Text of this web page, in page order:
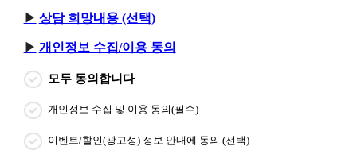
상담 희망내용 (선택)
개인정보 수집/이용 동의
모두 동의합니다
개인정보 수집 및 이용 동의(필수)
이벤트/할인(광고성) 정보 안내에 동의 (선택)